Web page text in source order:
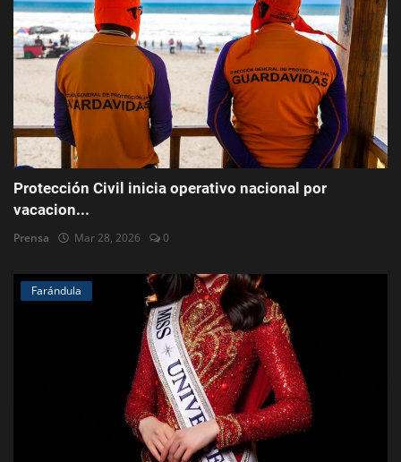
Protección Civil inicia operativo nacional por
vacacion...
Prensa Mar 28, 2026 0
Farándula